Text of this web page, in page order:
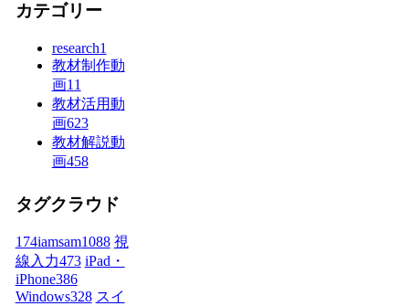
カテゴリー
research1
教材制作動
画11
教材活用動
画623
教材解説動
画458
タグクラウド
174iamsam1088 視
線入力473 iPad・
iPhone386
Windows328 スイ